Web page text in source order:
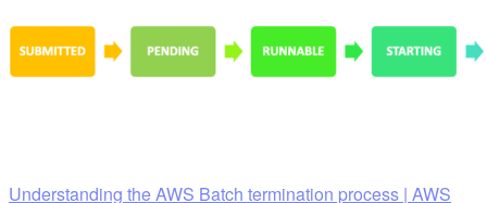
Understanding the AWS Batch termination process | AWS